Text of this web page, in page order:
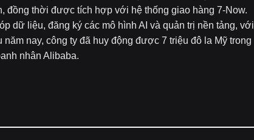
đồng thời được tích hợp với hệ thống giao hàng 7-Now.
dữ liệu, đăng ký các mô hình AI và quản trị nền tảng, với
nay, công ty đã huy động được 7 triệu đô la Mỹ trong
nhân Alibaba.